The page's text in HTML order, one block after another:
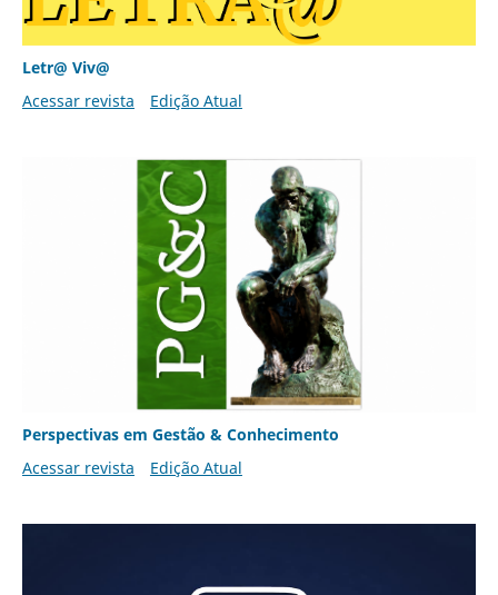
Letr@ Viv@
Acessar revista
Edição Atual
Perspectivas em Gestão & Conhecimento
Acessar revista
Edição Atual